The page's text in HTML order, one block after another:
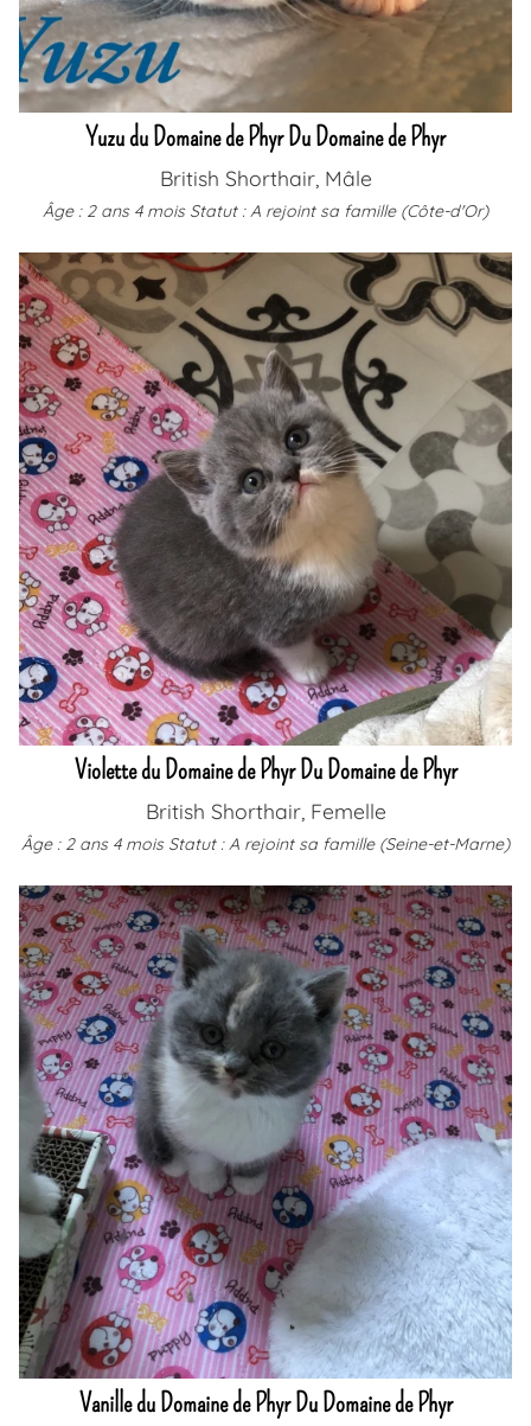
Yuzu du Domaine de Phyr Du Domaine de Phyr
British Shorthair, Mâle
Âge : 2 ans 4 mois Statut : A rejoint sa famille (Côte-d'Or)
Violette du Domaine de Phyr Du Domaine de Phyr
British Shorthair, Femelle
Âge : 2 ans 4 mois Statut : A rejoint sa famille (Seine-et-Marne)
Vanille du Domaine de Phyr Du Domaine de Phyr